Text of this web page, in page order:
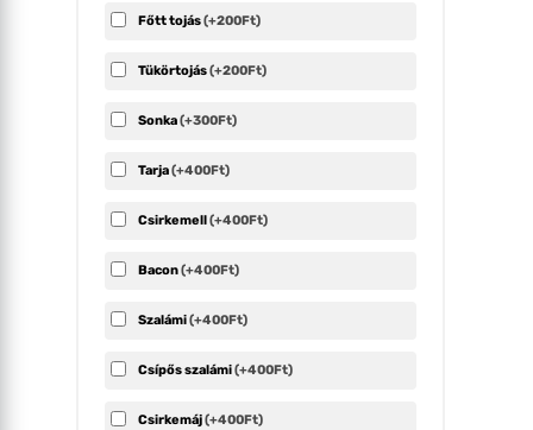
Főtt tojás(+200Ft)
Tükörtojás(+200Ft)
Sonka(+300Ft)
Tarja(+400Ft)
Csirkemell(+400Ft)
Bacon(+400Ft)
Szalámi(+400Ft)
Csípős szalámi(+400Ft)
Csirkemáj(+400Ft)